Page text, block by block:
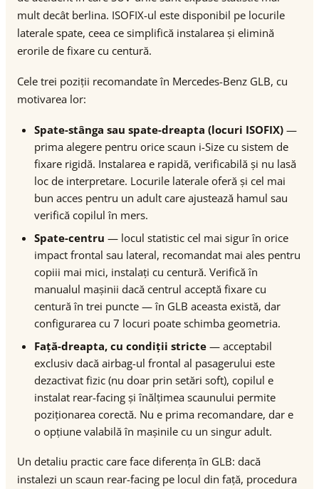
mult decât berlina. ISOFIX-ul este disponibil pe locurile
laterale spate, ceea ce simplifică instalarea și elimină
erorile de fixare cu centură.
Cele trei poziții recomandate în Mercedes-Benz GLB, cu
motivarea lor:
Spate-stânga sau spate-dreapta (locuri ISOFIX) —
prima alegere pentru orice scaun i-Size cu sistem de
fixare rigidă. Instalarea e rapidă, verificabilă și nu lasă
loc de interpretare. Locurile laterale oferă și cel mai
bun acces pentru un adult care ajustează hamul sau
verifică copilul în mers.
Spate-centru — locul statistic cel mai sigur în orice
impact frontal sau lateral, recomandat mai ales pentru
copiii mai mici, instalați cu centură. Verifică în
manualul mașinii dacă centrul acceptă fixare cu
centură în trei puncte — în GLB aceasta există, dar
configurarea cu 7 locuri poate schimba geometria.
Față-dreapta, cu condiții stricte — acceptabil
exclusiv dacă airbag-ul frontal al pasagerului este
dezactivat fizic (nu doar prin setări soft), copilul e
instalat rear-facing și înălțimea scaunului permite
poziționarea corectă. Nu e prima recomandare, dar e
o opțiune valabilă în mașinile cu un singur adult.
Un detaliu practic care face diferența în GLB: dacă
instalezi un scaun rear-facing pe locul din față, procedura